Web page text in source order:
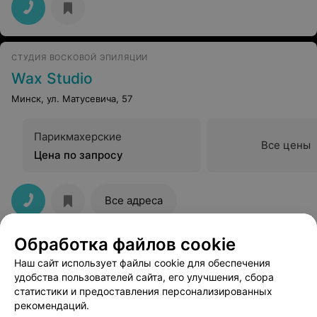
СТУДИЯ ВОСКОВОЙ ЭПИЛЯЦИИ
Wax Studio
Минск, ул. Матусевича, 57
Парикмахерские
Цена по запросу
Все цены
Все адреса
Обработка файлов cookie
Наш сайт использует файлы cookie для обеспечения
удобства пользователей сайта, его улучшения, сбора
статистики и предоставления персонализированных
рекомендаций.